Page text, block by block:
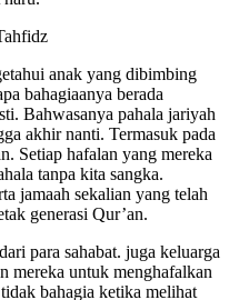
anak yang dibimbing
bahagiaanya berada
Bahwasanya pahala jariyah
akhir nanti. Termasuk pada
Setiap hafalan yang mereka
tanpa kita sangka.
jamaah sekalian yang telah
generasi Qur’an.
para sahabat. juga keluarga
mereka untuk menghafalkan
bahagia ketika melihat